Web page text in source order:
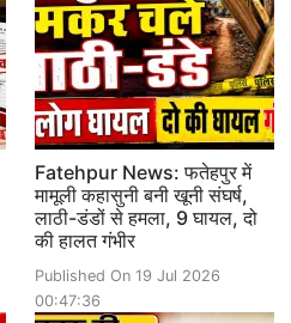
Fatehpur News: फतेहपुर में
मामूली कहासुनी बनी खूनी संघर्ष,
लाठी-डंडों से हमला, 9 घायल, दो
की हालत गंभीर
Published On 19 Jul 2026
00:47:36